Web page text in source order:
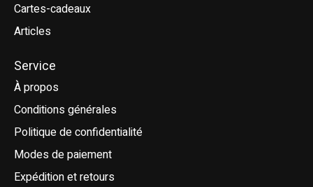
Cartes-cadeaux
Articles
Service
À propos
Conditions générales
Politique de confidentialité
Modes de paiement
Expédition et retours